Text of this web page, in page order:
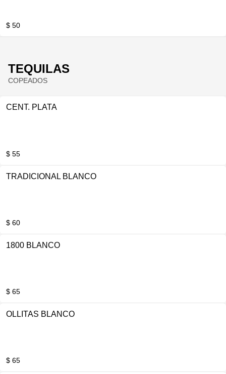
$ 50
TEQUILAS
COPEADOS
CENT. PLATA
$ 55
TRADICIONAL BLANCO
$ 60
1800 BLANCO
$ 65
OLLITAS BLANCO
$ 65